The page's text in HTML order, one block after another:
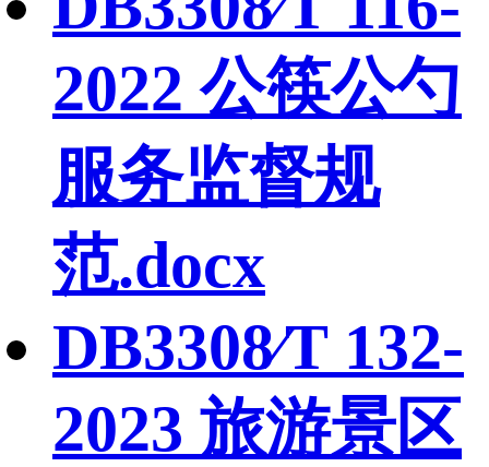
2022 公筷公勺
服务监督规
范.docx
DB3308∕T 132-
2023 旅游景区